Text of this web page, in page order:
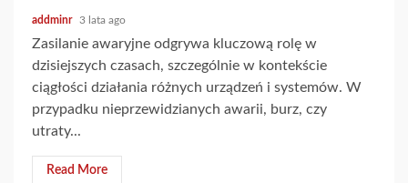
addminr 3 lata ago
Zasilanie awaryjne odgrywa kluczową rolę w
dzisiejszych czasach, szczególnie w kontekście
ciągłości działania różnych urządzeń i systemów. W
przypadku nieprzewidzianych awarii, burz, czy
utraty...
Read More